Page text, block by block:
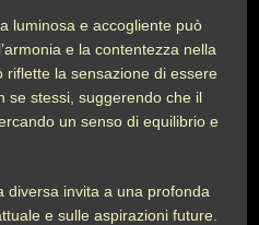
luminosa e accogliente può
e la contentezza nella
la sensazione di essere
se stessi, suggerendo che il
un senso di equilibrio e
diversa invita a una profonda
e sulle aspirazioni future.